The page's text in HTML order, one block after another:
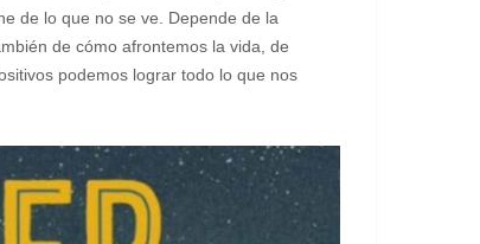
de lo que no se ve. Depende de la
de cómo afrontemos la vida, de
podemos lograr todo lo que nos